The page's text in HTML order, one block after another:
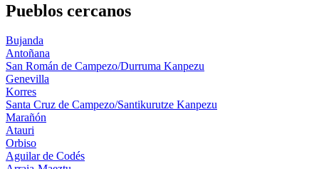
Pueblos cercanos
Bujanda
Antoñana
San Román de Campezo/Durruma Kanpezu
Genevilla
Korres
Santa Cruz de Campezo/Santikurutze Kanpezu
Marañón
Atauri
Orbiso
Aguilar de Codés